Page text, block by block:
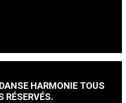
HARMONIE TOUS
RÉSERVÉS.